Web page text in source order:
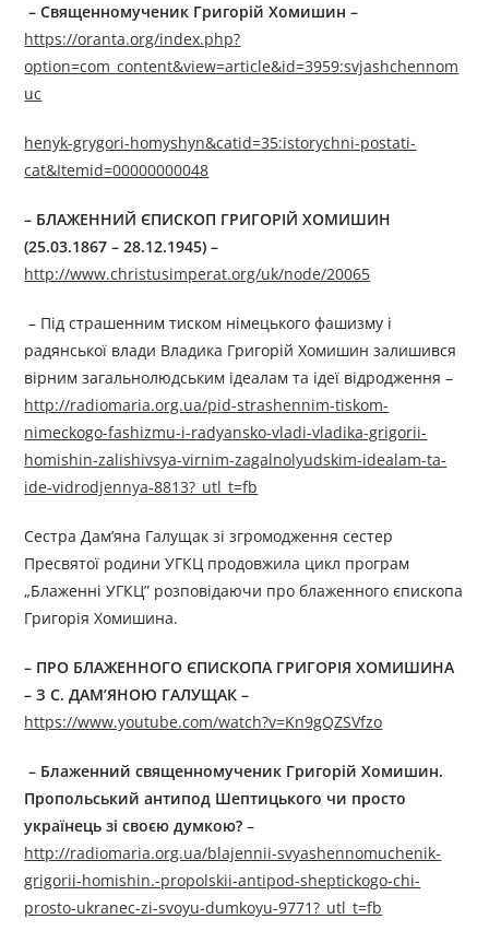
–Священномученик Григорій Хомишин –
https://oranta.org/index.php?
option=com_content&view=article&id=3959:svjashchennom
uc
henyk-grygori-homyshyn&catid=35:istorychni-postati-
cat&Itemid=00000000048
– БЛАЖЕННИЙ ЄПИСКОП ГРИГОРІЙ ХОМИШИН
(25.03.1867 – 28.12.1945) –
http://www.christusimperat.org/uk/node/20065
– Під страшенним тиском німецького фашизму і
радянської влади Владика Григорій Хомишин залишився
вірним загальнолюдським ідеалам та ідеї відродження –
http://radiomaria.org.ua/pid-strashennim-tiskom-
nimeckogo-fashizmu-i-radyansko-vladi-vladika-grigorii-
homishin-zalishivsya-virnim-zagalnolyudskim-idealam-ta-
ide-vidrodjennya-8813?_utl_t=fb
Сестра Дам’яна Галущак зі згромодження сестер
Пресвятої родини УГКЦ продовжила цикл програм
„Блаженні УГКЦ” розповідаючи про блаженного єпископа
Григорія Хомишина.
– ПРО БЛАЖЕННОГО ЄПИСКОПА ГРИГОРІЯ ХОМИШИНА
– З С. ДАМ’ЯНОЮ ГАЛУЩАК –
https://www.youtube.com/watch?v=Kn9gQZSVfzo
– Блаженний священномученик Григорій Хомишин.
Пропольський антипод Шептицького чи просто
українець зі своєю думкою? –
http://radiomaria.org.ua/blajennii-svyashennomuchenik-
grigorii-homishin.-propolskii-antipod-sheptickogo-chi-
prosto-ukranec-zi-svoyu-dumkoyu-9771?_utl_t=fb